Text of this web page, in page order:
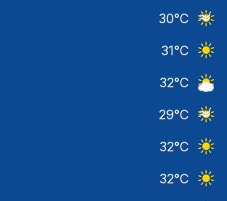
30°C
31°C
32°C
29°C
32°C
32°C